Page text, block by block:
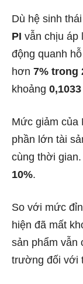
Dù hệ sinh
PI vẫn chịu áp
động quanh
hơn 7% trong
khoảng
Mức giảm của
phần lớn tài
cùng thời
10%.
So với mức
hiện đã mất
sản phẩm vẫn
trường đối với